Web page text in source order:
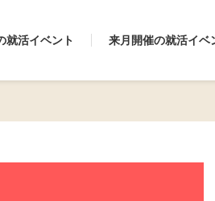
就活イベント 来月開催の就活イベ